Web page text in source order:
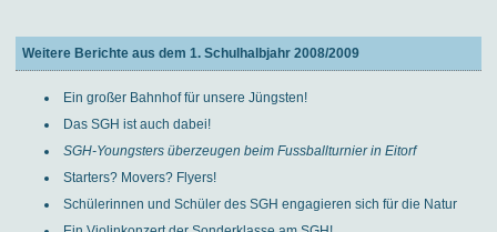
Weitere Berichte aus dem 1. Schulhalbjahr 2008/2009
Ein großer Bahnhof für unsere Jüngsten!
Das SGH ist auch dabei!
SGH-Youngsters überzeugen beim Fussballturnier in Eitorf
Starters? Movers? Flyers!
Schülerinnen und Schüler des SGH engagieren sich für die Natur